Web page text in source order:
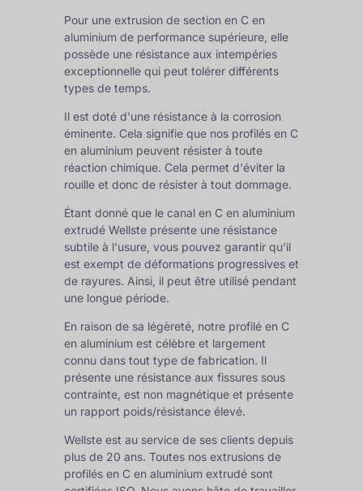
Pour une extrusion de section en C en
aluminium de performance supérieure, elle
possède une résistance aux intempéries
exceptionnelle qui peut tolérer différents
types de temps.
Il est doté d'une résistance à la corrosion
éminente. Cela signifie que nos profilés en C
en aluminium peuvent résister à toute
réaction chimique. Cela permet d'éviter la
rouille et donc de résister à tout dommage.
Étant donné que le canal en C en aluminium
extrudé Wellste présente une résistance
subtile à l'usure, vous pouvez garantir qu'il
est exempt de déformations progressives et
de rayures. Ainsi, il peut être utilisé pendant
une longue période.
En raison de sa légèreté, notre profilé en C
en aluminium est célèbre et largement
connu dans tout type de fabrication. Il
présente une résistance aux fissures sous
contrainte, est non magnétique et présente
un rapport poids/résistance élevé.
Wellste est au service de ses clients depuis
plus de 20 ans. Toutes nos extrusions de
profilés en C en aluminium extrudé sont